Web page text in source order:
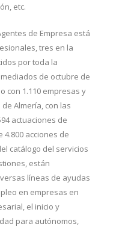
etc.
de Empresa está
tres en la
por toda la
de octubre de
con 1.110 empresas y
Almería, con las
actuaciones de
acciones de
catálogo del servicios
están
líneas de ayudas
en empresas en
el inicio y
para autónomos,